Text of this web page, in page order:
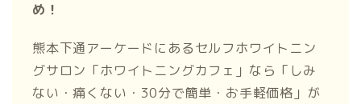
め！
熊本下通アーケードにあるセルフホワイトニン
グサロン「ホワイトニングカフェ」なら​​「しみ
ない・痛くない・30分で簡単・お手軽価格」が